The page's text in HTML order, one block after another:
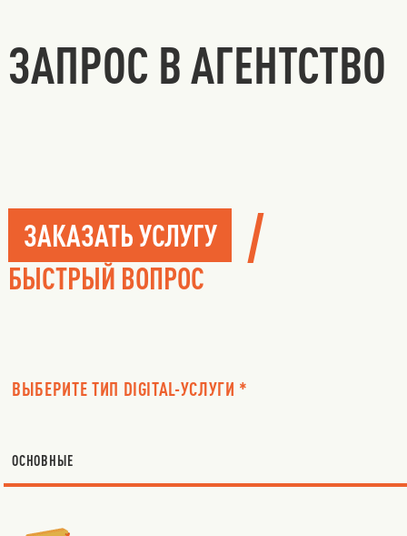
ЗАПРОС В АГЕНТСТВО
ЗАКАЗАТЬ УСЛУГУ /
БЫСТРЫЙ ВОПРОС
ВЫБЕРИТЕ ТИП DIGITAL-УСЛУГИ *
ОСНОВНЫЕ